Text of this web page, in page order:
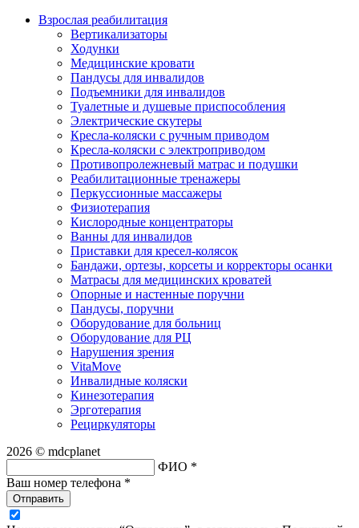
Взрослая реабилитация
Вертикализаторы
Ходунки
Медицинские кровати
Пандусы для инвалидов
Подъемники для инвалидов
Туалетные и душевые приспособления
Электрические скутеры
Кресла-коляски с ручным приводом
Кресла-коляски с электроприводом
Противопролежневый матрас и подушки
Реабилитационные тренажеры
Перкуссионные массажеры
Физиотерапия
Кислородные концентраторы
Ванны для инвалидов
Приставки для кресел-колясок
Бандажи, ортезы, корсеты и корректоры осанки
Матрасы для медицинских кроватей
Опорные и настенные поручни
Пандусы, поручни
Оборудование для больниц
Оборудование для РЦ
Нарушения зрения
VitaMove
Инвалидные коляски
Кинезотерапия
Эрготерапия
Рециркуляторы
2026 © mdcplanet
ФИО *
Ваш номер телефона *
Отправить